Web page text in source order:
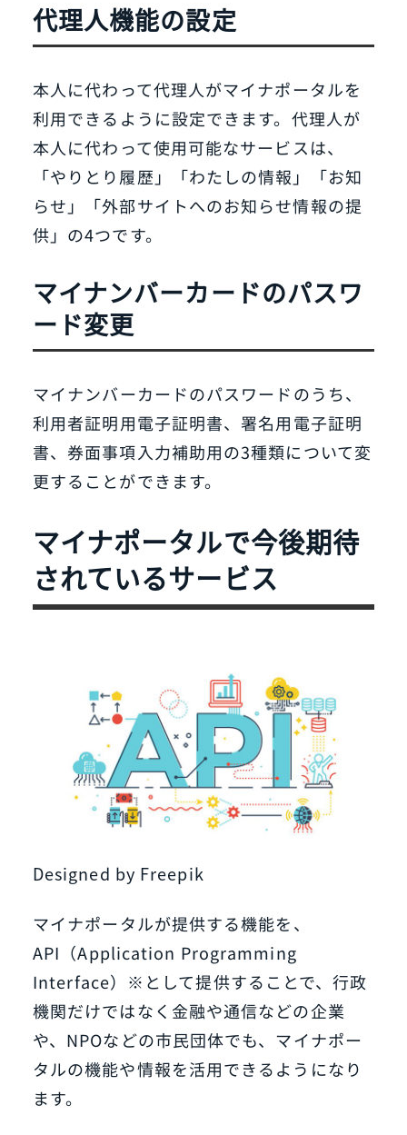
代理人機能の設定
本人に代わって代理人がマイナポータルを
利用できるように設定できます。代理人が
本人に代わって使用可能なサービスは、
「やりとり履歴」「わたしの情報」「お知
らせ」「外部サイトへのお知らせ情報の提
供」の4つです。
マイナンバーカードのパスワ
ード変更
マイナンバーカードのパスワードのうち、
利用者証明用電子証明書、署名用電子証明
書、券面事項入力補助用の3種類について変
更することができます。
マイナポータルで今後期待
されているサービス
Designed by Freepik
マイナポータルが提供する機能を、
API（Application Programming
Interface）※として提供することで、行政
機関だけではなく金融や通信などの企業
や、NPOなどの市民団体でも、マイナポー
タルの機能や情報を活用できるようになり
ます。